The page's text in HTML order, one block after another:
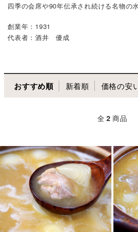
四季の会席や90年伝承され続ける名物の
創業年：1931
代表者：酒井 優成
おすすめ順 新着順 価格の安
全 2 商品